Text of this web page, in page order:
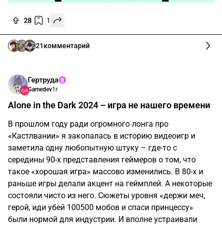
28 1
21комментарий
Гертруда
Gamedev1г
Alone in the Dark 2024 – игра не нашего времени
В прошлом году ради огромного лонга про
«Кастлвании» я закопалась в историю видеоигр и
заметила одну любопытную штуку – где-то с
середины 90-х представления геймеров о том, что
такое «хорошая игра» массово изменились. В 80-х и
раньше игры делали акцент на геймплей. А некоторые
состояли чисто из него. Сюжеты уровня «держи меч,
герой, иди убей 100500 мобов и спаси принцессу»
были нормой для индустрии. И вполне устраивали